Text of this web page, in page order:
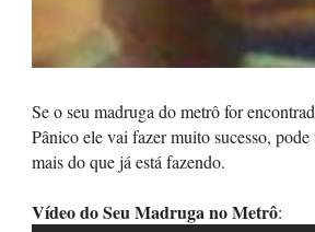
Se o seu madruga do metrô for
Pânico ele vai fazer muito sucesso, pode
mais do que já está fazendo.
Vídeo do Seu Madruga no Metrô: